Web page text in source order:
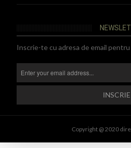
Inscrie-te cu adresa de email
Copyright @ 2020